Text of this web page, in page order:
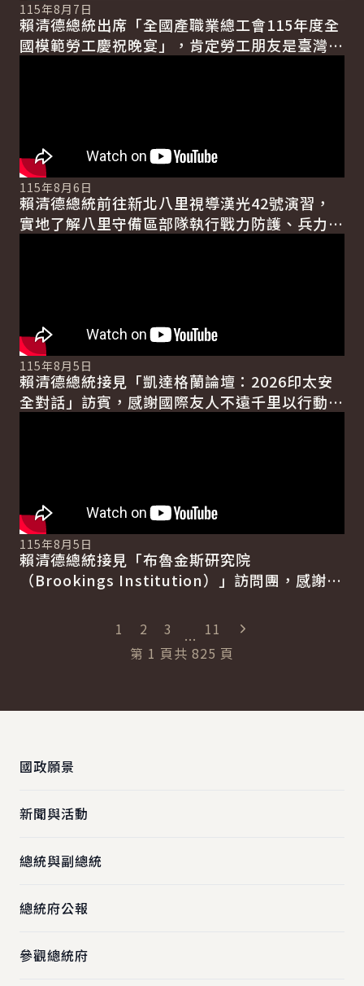
115年8月7日
賴清德總統出席「全國產職業總工會115年度全
國模範勞工慶祝晚宴」，肯定勞工朋友是臺灣經
115年8月6日
賴清德總統前往新北八里視導漢光42號演習，
實地了解八里守備區部隊執行戰力防護、兵力保
115年8月5日
賴清德總統接見「凱達格蘭論壇：2026印太安
全對話」訪賓，感謝國際友人不遠千里以行動支
115年8月5日
賴清德總統接見「布魯金斯研究院
（Brookings Institution）」訪問團，感謝該
1 2 3 ... 11
"最末頁"
第 1 頁共 825 頁
國政願景
新聞與活動
總統與副總統
總統府公報
參觀總統府